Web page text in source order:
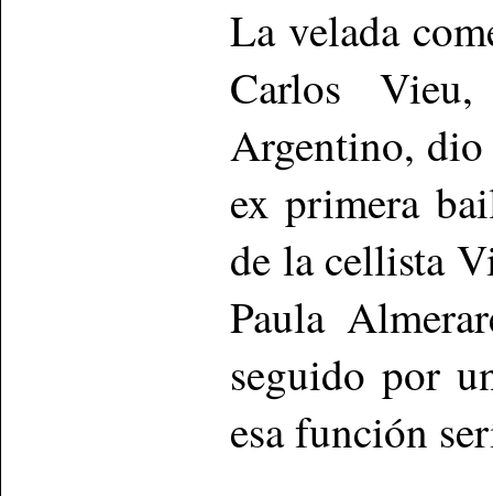
La velada
Carlos
Argentino,
ex primera
de la cellista
Paula
seguido por
esa función